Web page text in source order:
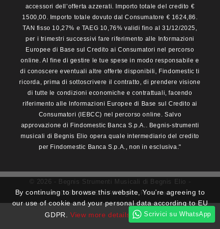
By continuing to browse this website, You’re agreeing to
our use of cookie and your personal data according to EU
GDPR. View more details I ACCEPT
accessori dell’offerta azzerati. Importo totale del credito €
1500,00. Importo totale dovuto dal Consumatore € 1624,86.
TAN fisso 10,27% e TAEG 10,76% validi fino al 31/12/2025,
per i trimestri successivi fare riferimento alle Informazioni
Europee di Base sul Credito ai Consumatori nel percorso
online. Al fine di gestire le tue spese in modo responsabile e
di conoscere eventuali altre offerte disponibili, Findomestic ti
ricorda, prima di sottoscrivere il contratto, di prendere visione
di tutte le condizioni economiche e contrattuali, facendo
riferimento alle Informazioni Europee di Base sul Credito ai
Consumatori (IEBCC) nel percorso online. Salvo
approvazione di Findomestic Banca S.p.A.. Begnis-strumenti
musicali di Begnis Elio opera quale intermediario del credito
per Findomestic Banca S.p.A., non in esclusiva."
© 2026 - Begnis Strumenti Musicali di Begnis Elio -
P.I.04339650162 - All Rights Reserved
Scrivici su WhatsApp